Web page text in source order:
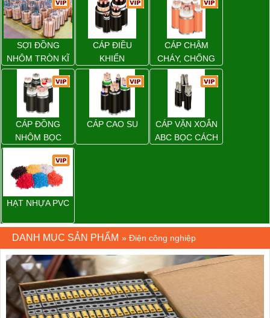
TẢI ĐIỆN TRÊN
KHÔNG
SỢI ĐỒNG
NHÔM TRÒN KĨ
THUẬT ĐIỆN
CÁP ĐIỀU
KHIỂN
CÁP CHẬM
CHÁY, CHỐNG
CHÁY
CÁP ĐỒNG
NHÔM BỌC
CÁP CAO SU
CÁP VẶN XOẮN
ABC BỌC CÁCH
HẠT NHỰA PVC
DANH MỤC SẢN PHẨM » Điện công nghiệp